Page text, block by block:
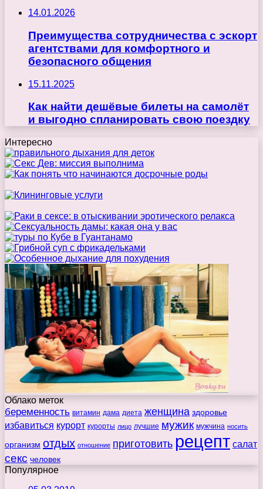
14.01.2026
Преимущества сотрудничества с эскорт
агентствами для комфортного и
безопасного общения
15.11.2025
Как найти дешёвые билеты на самолёт
и выгодно спланировать свою поездку
Интересно
Облако меток
беременность витамин дама диета женщина здоровье
избавиться курорт курорты лицо лучшие мужик мужчина носить
организм отдых отношение приготовить рецепт салат
секс человек
Популярное